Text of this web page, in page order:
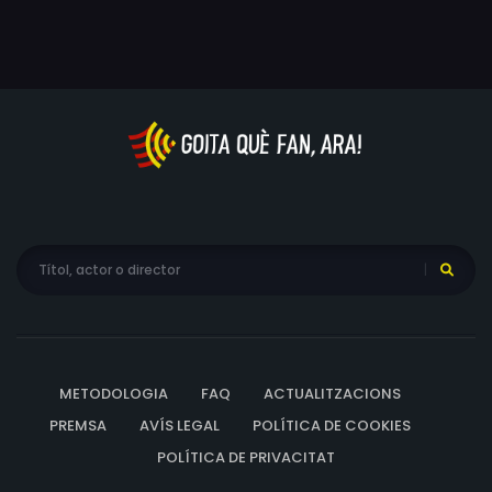
METODOLOGIA FAQ
ACTUALITZACIONS
PREMSA
AVÍS LEGAL
POLÍTICA DE COOKIES
POLÍTICA DE PRIVACITAT